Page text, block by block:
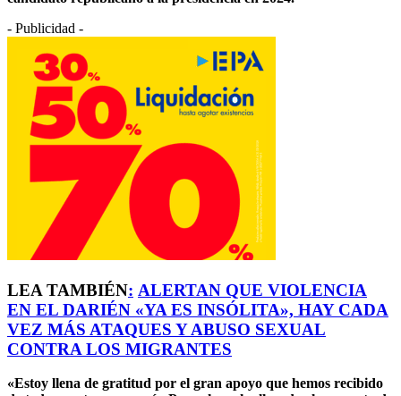
- Publicidad -
LEA TAMBIÉN: ALERTAN QUE VIOLENCIA
EN EL DARIÉN «YA ES INSÓLITA», HAY CADA
VEZ MÁS ATAQUES Y ABUSO SEXUAL
CONTRA LOS MIGRANTES
«Estoy llena de gratitud por el gran apoyo que hemos recibido